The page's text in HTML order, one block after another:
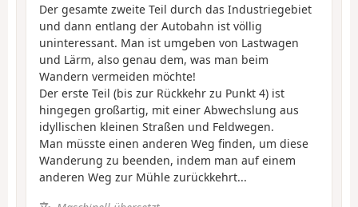
Der gesamte zweite Teil durch das Industriegebiet
und dann entlang der Autobahn ist völlig
uninteressant. Man ist umgeben von Lastwagen
und Lärm, also genau dem, was man beim
Wandern vermeiden möchte!
Der erste Teil (bis zur Rückkehr zu Punkt 4) ist
hingegen großartig, mit einer Abwechslung aus
idyllischen kleinen Straßen und Feldwegen.
Man müsste einen anderen Weg finden, um diese
Wanderung zu beenden, indem man auf einem
anderen Weg zur Mühle zurückkehrt...